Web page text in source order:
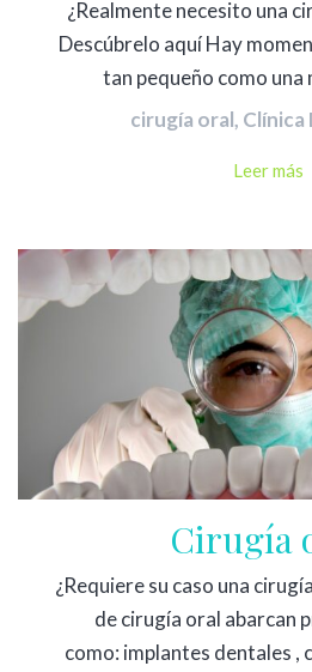
¿Realmente necesito una
Descúbrelo aquí Hay
tan pequeño como una
cirugía oral, Clínica
Leer más
Cirugía
¿Requiere su caso una
de cirugía oral abarcan
como: implantes dentales ,